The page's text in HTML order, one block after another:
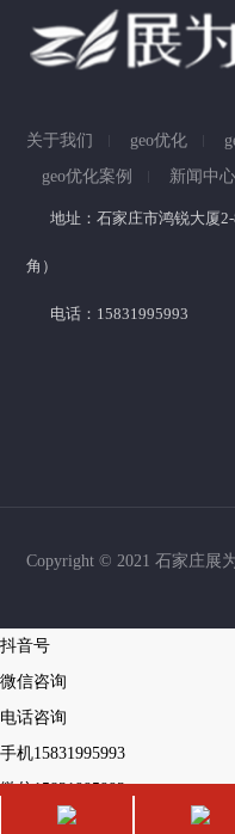
关于我们 geo优化
geo优化案例
新闻中心
地址：石家庄市鸿锐大厦
角）
电话：15831995993
Copyright © 2021 石家庄展
抖音号
微信咨询
电话咨询
手机15831995993
微信15831995993
返回顶部